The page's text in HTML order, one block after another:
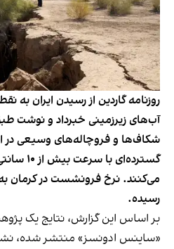
روزنامه گاردین از رسیدن ایران به
آب‌های زیرزمینی خبرداد و نوشت
شکاف‌ها و فروچاله‌های وسیعی در
رسیده.
بر اساس این گزارش، نتایج یک